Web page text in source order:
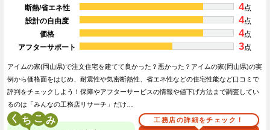
断熱/省エネ性
4点
設計の自由度
4点
価格
4点
アフターサポート
3点
アイムの家(岡山県)で注文住宅を建てて良かった？悪かった？アイムの家(岡山県)の実
例から価格面をはじめ、耐震性や気密断熱性、省エネ性などの住宅性能など口コミで
評判をチェックしよう！保障やアフターサービスの情報や値下げ方法まで調査してい
るのは「みんなの工務店リサーチ」だけ…
く こ 工務店の詳細をチェック！